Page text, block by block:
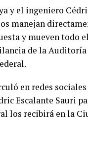
y el ingeniero
manejan
y mueven todo
de la
en redes
Escalante Sauri
los recibirá en la